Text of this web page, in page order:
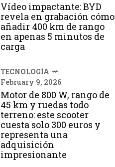
Vídeo impactante: BYD
revela en grabación cómo
añadir 400 km de rango
en apenas 5 minutos de
carga
TECNOLOGÍA
February 9, 2026
Motor de 800 W, rango de
45 km y ruedas todo
terreno: este scooter
cuesta solo 300 euros y
representa una
adquisición
impresionante